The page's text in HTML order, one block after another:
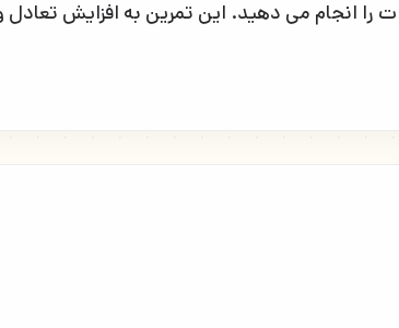
را انجام می دهید. این تمرین به افزایش